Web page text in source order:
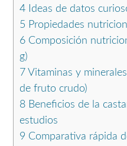
4 Ideas de datos
5 Propiedades
6 Composición
g)
7 Vitaminas y
de fruto crudo)
8 Beneficios de la
estudios
9 Comparativa rápida